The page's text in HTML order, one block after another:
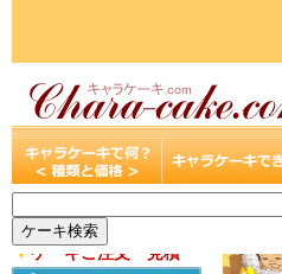
▼ケーキご注文・見積